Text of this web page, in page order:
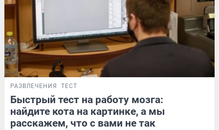
РАЗВЛЕЧЕНИЯ ТЕСТ
Быстрый тест на работу мозга:
найдите кота на картинке, а мы
расскажем, что с вами не так